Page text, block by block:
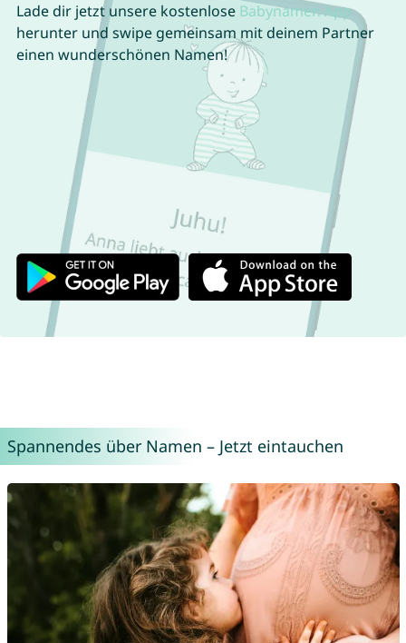
Lade dir jetzt unsere kostenlose Babynamen App
herunter und swipe gemeinsam mit deinem Partner
einen wunderschönen Namen!
Spannendes über Namen – Jetzt eintauchen